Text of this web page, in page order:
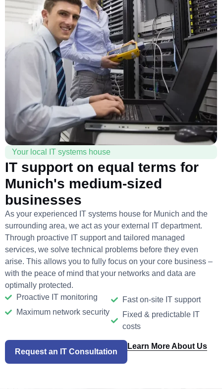
Your local IT systems house
IT support on equal terms for
Munich's medium-sized
businesses
As your experienced IT systems house for Munich and the
surrounding area, we act as your external IT department.
Through proactive IT support and tailored managed
services, we solve technical problems before they even
arise. This allows you to fully focus on your core business –
with the peace of mind that your networks and data are
optimally protected.
Proactive IT monitoring
Maximum network security
Fast on-site IT support
Fixed & predictable IT
costs
Request an IT Consultation
Learn More About Us